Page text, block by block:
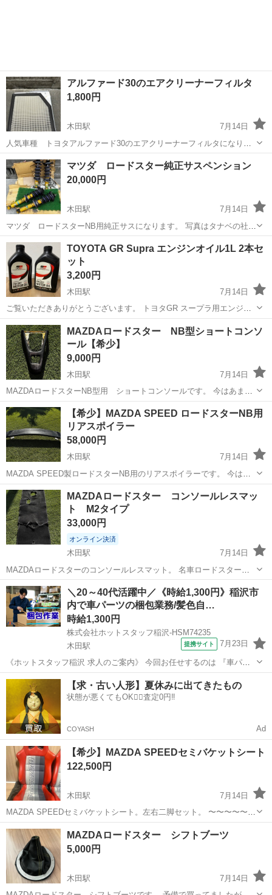
アルファード30のエアクリーナーフィルタ
1,800円
木田駅
7月14日
人気車種 トヨタアルファード30のエアクリーナーフィルタになりま
す。 DENSO製の純正品になります。 社外に交換し、使用期間は半年
と短く、フィルタはきれいな物です。 汚れもありません。 現状渡しに
なります。 よろしくお願い。
愛知 津島市 木田駅 外装、車外用品 フィルタ
マツダ ロードスター純正サスペンション
20,000円
木田駅
7月14日
マツダ ロードスターNB用純正サスになります。 写真はタナベの社外
品ダウンサスを取り付けてあります。 使用距離は正確ではないです
が、5万キロ以下で取り外したと思います。 オイル漏れなどはありま
せん。 見た目的には比較的きれ...
愛知 津島市 ダウンサス
TOYOTA GR Supra エンジンオイル1L 2本セ
ット
3,200円
木田駅
7月14日
ご覧いただきありがとうございます。 トヨタGR スープラ用エンジン
オイル1L 2本セットです。 新品未使用。 画像のものが全てになりま
す。 内容は画像で判断してください。 スープラ以外でも使用できると
思いますが、使用の際...
愛知 津島市 メンテナンス用品 エンジンオイル
MAZDAロードスター NB型ショートコンソ
ール【希少】
9,000円
木田駅
7月14日
MAZDAロードスターNB型用 ショートコンソールです。 今はあまり
数が少ないバルケッタ製になります。 FRPで成型されており、私は合
皮を貼り付けて使用してました。 純正のコンソールだと肘掛けが少し
邪魔になり、シフト操作が...
愛知 津島市 木田駅 バルケッタ
【希少】MAZDA SPEED ロードスターNB用
リアスポイラー
58,000円
木田駅
7月14日
MAZDA SPEED製ロードスターNB用のリアスポイラーです。 今は絶
版品でレアなパーツになります。 MAZDAの純正オプションとしてと
ても人気があり可変式なのでウイングの角度調整可能です。 多少のサ
ビや傷はあります。ま...
愛知 津島市 外装、車外用品
MAZDAロードスター コンソールレスマッ
ト M2タイプ
33,000円
オンライン決済
木田駅
7月14日
MAZDAロードスターのコンソールレスマット。 名車ロードスターの
M2シリーズ似た仕様にできるマットです。 ロードスター乗りの中でと
ても人気な商品で今では絶版でなかなか同じ仕様の物は手に入らない
ものです。 当方はNB型で使...
愛知 津島市 内装、インテリア 名車
＼20～40代活躍中／《時給1,300円》稲沢市
内で車パーツの梱包業務/髪色自…
時給1,300円
株式会社ホットスタッフ稲沢-HSM74235
木田駅
提携サイト 7月23日
《ホットスタッフ稲沢 求人のご案内》 今回お任せするのは 『車パー
ツの梱包作業!』 ┏━━━━━━━━━━━━━━┓ お仕事内容
━━━━━━━━━━━━━━┛ 1)ラベルを見ながら 行先ごとに製品
を仕分けます。 2...
愛知 木田駅 仕分け
【求・古い人形】夏休みに出てきたもの
状態が悪くてもOK🙆‍♀️査定0円‼️
COYASH Ad
【希少】MAZDA SPEEDセミバケットシート
122,500円
木田駅
7月14日
MAZDA SPEEDセミバケットシート。左右二脚セット。 〜〜〜〜〜〜
ご注意〜〜〜〜〜〜 ※※※※※※価格は一脚での値段になります
※※※※※※ 二脚で245,000円になります。 バラ...
愛知 津島市 内装、インテリア バケットシート
MAZDAロードスター シフトブーツ
5,000円
木田駅
7月14日